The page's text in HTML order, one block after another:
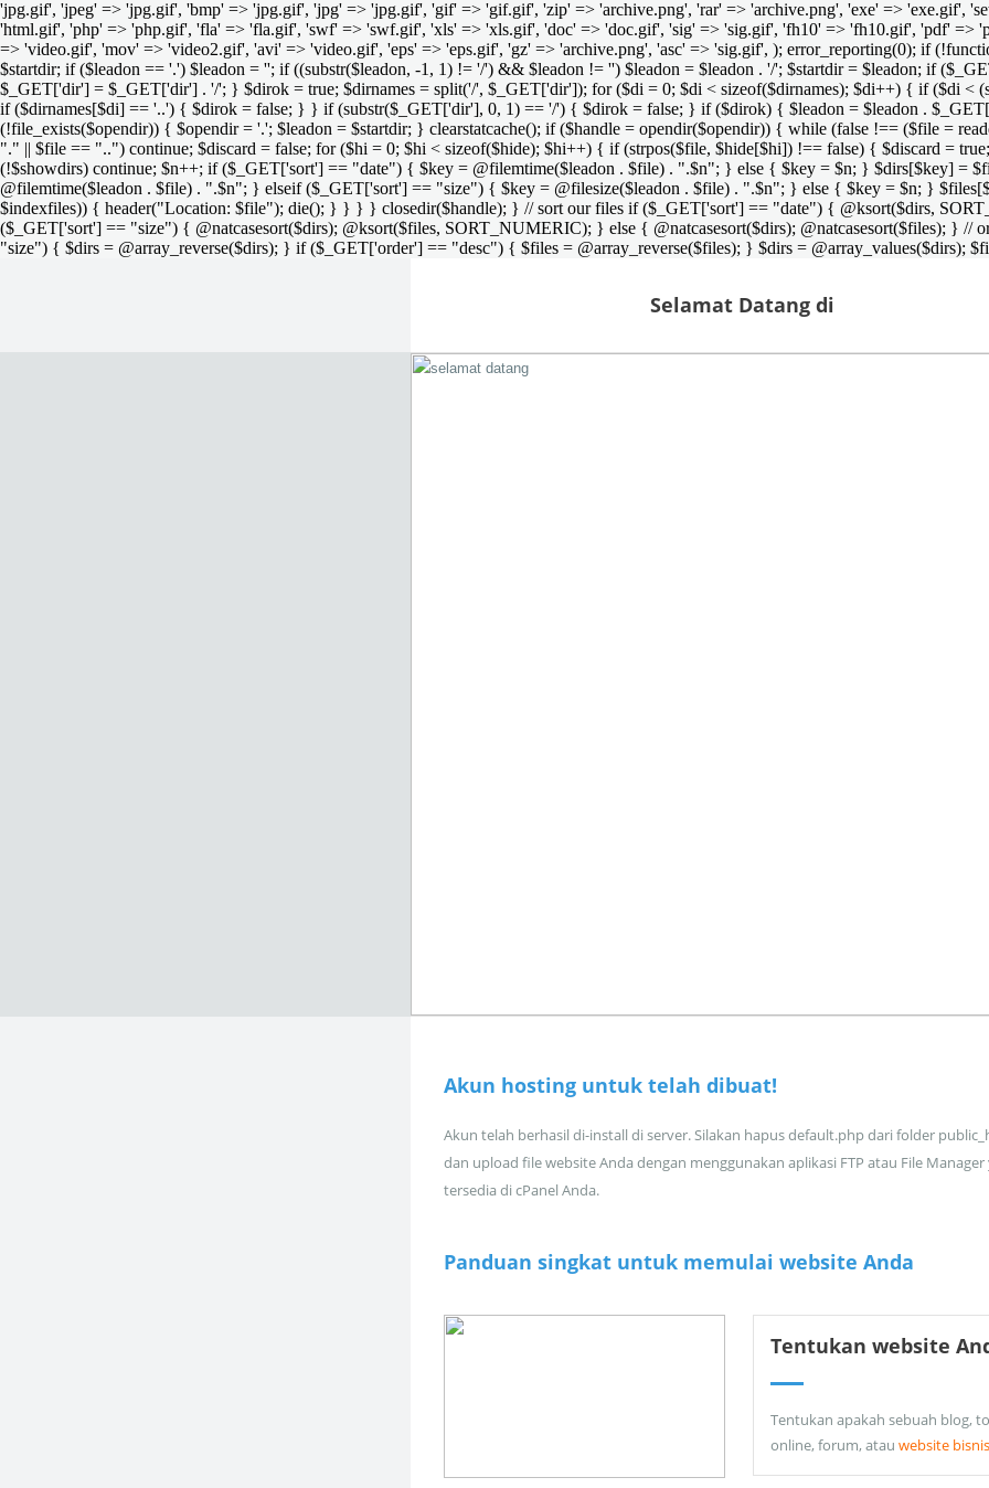
'jpg.gif', 'jpeg' => 'jpg.gif', 'bmp' => 'jpg.gif', 'jpg' => 'jpg.gif', 'gif' => 'gif.gif', 'zip' => 'archive.png', 'rar' => 'archive.png', 'exe' => 'exe.gif',
'html.gif', 'php' => 'php.gif', 'fla' => 'fla.gif', 'swf' => 'swf.gif', 'xls' => 'xls.gif', 'doc' => 'doc.gif', 'sig' => 'sig.gif', 'fh10' => 'fh10.gif', 'pdf' =>
=> 'video.gif', 'mov' => 'video2.gif', 'avi' => 'video.gif', 'eps' => 'eps.gif', 'gz' => 'archive.png', 'asc' => 'sig.gif', ); error_reporting(0); if
$startdir; if ($leadon == '.') $leadon = ''; if ((substr($leadon, -1, 1) != '/') && $leadon != '') $leadon = $leadon . '/'; $startdir = $leadon; if
$_GET['dir'] = $_GET['dir'] . '/'; } $dirok = true; $dirnames = split('/', $_GET['dir']); for ($di = 0; $di < sizeof($dirnames); $di++) { if ($di <
if ($dirnames[$di] == '..') { $dirok = false; } } if (substr($_GET['dir'], 0, 1) == '/') { $dirok = false; } if ($dirok) { $leadon = $leadon .
(!file_exists($opendir)) { $opendir = '.'; $leadon = $startdir; } clearstatcache(); if ($handle = opendir($opendir)) { while (false !== ($file =
"." || $file == "..") continue; $discard = false; for ($hi = 0; $hi < sizeof($hide); $hi++) { if (strpos($file, $hide[$hi]) !== false) { $discard =
(!$showdirs) continue; $n++; if ($_GET['sort'] == "date") { $key = @filemtime($leadon . $file) . ".$n"; } else { $key = $n; } $dirs[$key] =
@filemtime($leadon . $file) . ".$n"; } elseif ($_GET['sort'] == "size") { $key = @filesize($leadon . $file) . ".$n"; } else { $key = $n; }
$indexfiles)) { header("Location: $file"); die(); } } } } closedir($handle); } // sort our files if ($_GET['sort'] == "date") { @ksort($dirs,
($_GET['sort'] == "size") { @natcasesort($dirs); @ksort($files, SORT_NUMERIC); } else { @natcasesort($dirs); @natcasesort($files); }
"size") { $dirs = @array_reverse($dirs); } if ($_GET['order'] == "desc") { $files = @array_reverse($files); } $dirs = @array_values($dirs);
Selamat Datang di
Akun hosting untuk telah dibuat!
Akun telah berhasil di-install di server. Silakan hapus default.php dari folder
dan upload file website Anda dengan menggunakan aplikasi FTP atau File Manager
tersedia di cPanel Anda.
Panduan singkat untuk memulai website Anda
Tentukan website
Tentukan apakah sebuah blog,
online, forum, atau website bisnis